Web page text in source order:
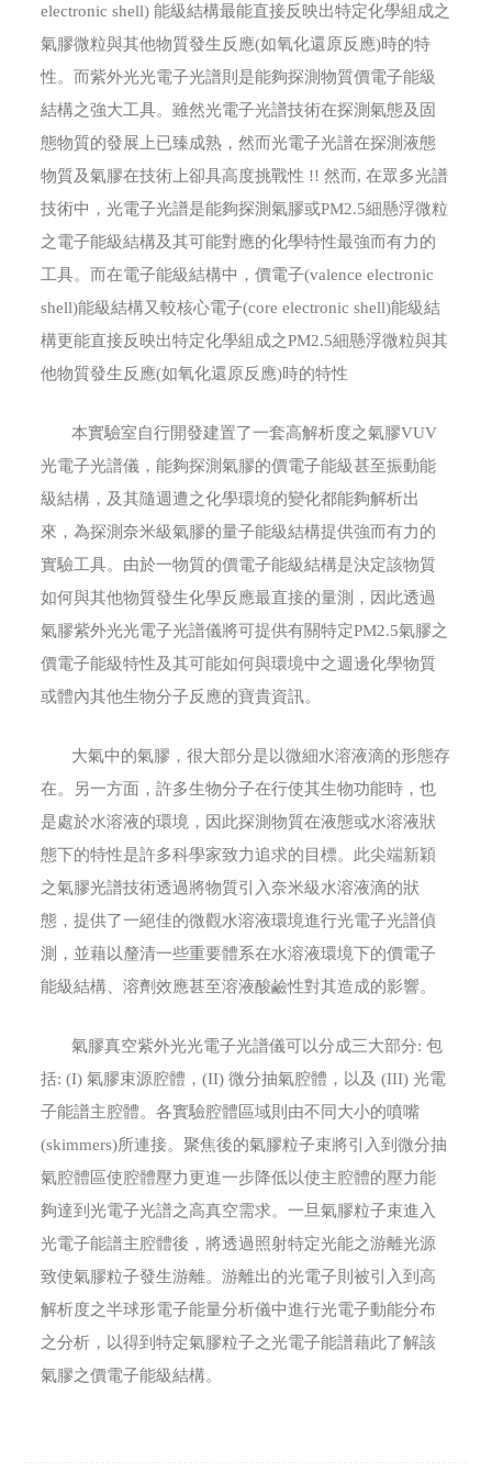
electronic shell) 能級結構最能直接反映出特定化學組成之
氣膠微粒與其他物質發生反應(如氧化還原反應)時的特
性。而紫外光光電子光譜則是能夠探測物質價電子能級
結構之強大工具。雖然光電子光譜技術在探測氣態及固
態物質的發展上已臻成熟，然而光電子光譜在探測液態
物質及氣膠在技術上卻具高度挑戰性 !! 然而, 在眾多光譜
技術中，光電子光譜是能夠探測氣膠或PM2.5細懸浮微粒
之電子能級結構及其可能對應的化學特性最強而有力的
工具。而在電子能級結構中，價電子(valence electronic
shell)能級結構又較核心電子(core electronic shell)能級結
構更能直接反映出特定化學組成之PM2.5細懸浮微粒與其
他物質發生反應(如氧化還原反應)時的特性
本實驗室自行開發建置了一套高解析度之氣膠VUV
光電子光譜儀，能夠探測氣膠的價電子能級甚至振動能
級結構，及其隨週遭之化學環境的變化都能夠解析出
來，為探測奈米級氣膠的量子能級結構提供強而有力的
實驗工具。由於一物質的價電子能級結構是決定該物質
如何與其他物質發生化學反應最直接的量測，因此透過
氣膠紫外光光電子光譜儀將可提供有關特定PM2.5氣膠之
價電子能級特性及其可能如何與環境中之週邊化學物質
或體內其他生物分子反應的寶貴資訊。
大氣中的氣膠，很大部分是以微細水溶液滴的形態存
在。另一方面，許多生物分子在行使其生物功能時，也
是處於水溶液的環境，因此探測物質在液態或水溶液狀
態下的特性是許多科學家致力追求的目標。此尖端新穎
之氣膠光譜技術透過將物質引入奈米級水溶液滴的狀
態，提供了一絕佳的微觀水溶液環境進行光電子光譜偵
測，並藉以釐清一些重要體系在水溶液環境下的價電子
能級結構、溶劑效應甚至溶液酸鹼性對其造成的影響。
氣膠真空紫外光光電子光譜儀可以分成三大部分: 包
括: (I) 氣膠束源腔體，(II) 微分抽氣腔體，以及 (III) 光電
子能譜主腔體。各實驗腔體區域則由不同大小的噴嘴
(skimmers)所連接。聚焦後的氣膠粒子束將引入到微分抽
氣腔體區使腔體壓力更進一步降低以使主腔體的壓力能
夠達到光電子光譜之高真空需求。一旦氣膠粒子束進入
光電子能譜主腔體後，將透過照射特定光能之游離光源
致使氣膠粒子發生游離。游離出的光電子則被引入到高
解析度之半球形電子能量分析儀中進行光電子動能分布
之分析，以得到特定氣膠粒子之光電子能譜藉此了解該
氣膠之價電子能級結構。